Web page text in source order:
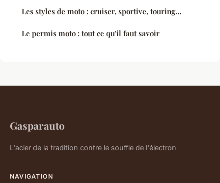
Les styles de moto : cruiser, sportive, touring…
Le permis moto : tout ce qu'il faut savoir
Gasparauto
L'acier de la tradition contre le souffle de l'électron
NAVIGATION